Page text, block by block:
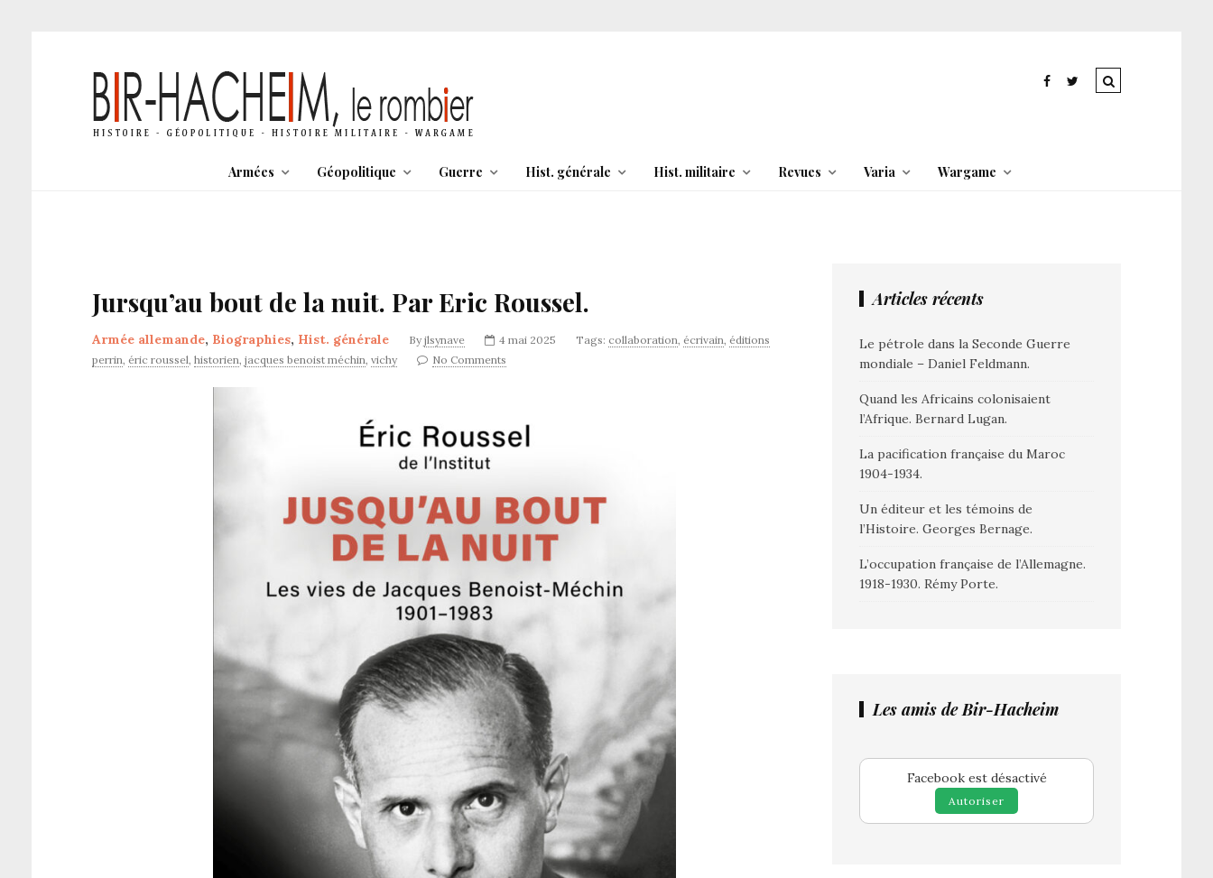
Armées Géopolitique Guerre Hist. générale Hist. militaire Revues Varia Wargame
Jursqu’au bout de la nuit. Par Eric Roussel.
Armée allemande, Biographies, Hist. générale By jlsynave 4 mai 2025 Tags: collaboration, écrivain, éditions
perrin, éric roussel, historien, jacques benoist méchin, vichy No Comments
Articles récents
Le pétrole dans la Seconde Guerre
mondiale – Daniel Feldmann.
Quand les Africains colonisaient
l’Afrique. Bernard Lugan.
La pacification française du Maroc
1904-1934.
Un éditeur et les témoins de
l’Histoire. Georges Bernage.
L’occupation française de l’Allemagne.
1918-1930. Rémy Porte.
Les amis de Bir-Hacheim
Facebook est désactivé
Autoriser